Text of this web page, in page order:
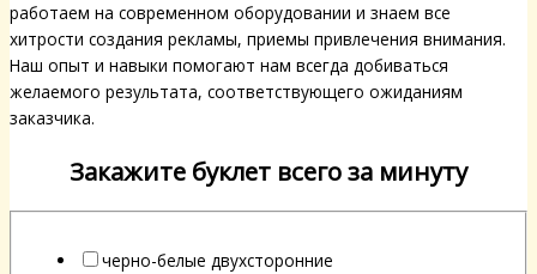
работаем на современном оборудовании и знаем все
хитрости создания рекламы, приемы привлечения внимания.
Наш опыт и навыки помогают нам всегда добиваться
желаемого результата, соответствующего ожиданиям
заказчика.
Закажите буклет всего за минуту
черно-белые двухсторонние